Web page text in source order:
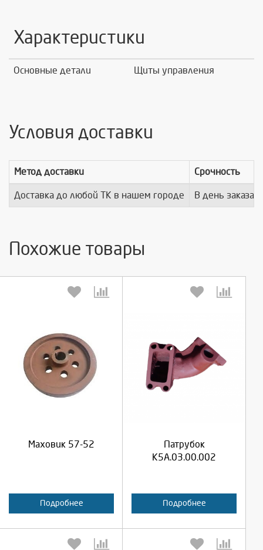
Характеристики
Основные детали Щиты управления
Условия доставки
Метод доставки Срочность
Доставка до любой ТК в нашем городе В день заказа
Похожие товары
Маховик 57-52
Подробнее
Выберите количество:
Патрубок
К5А.03.00.002
Подробнее
Выберите количество:
Отмена